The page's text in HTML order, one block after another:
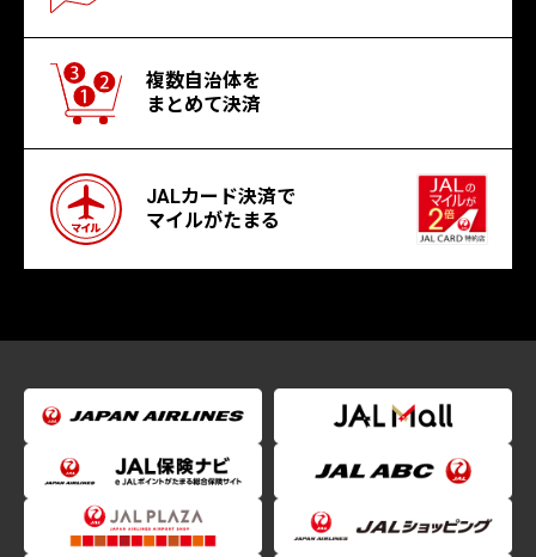
複数自治体を
まとめて決済
JALカード決済で
マイルがたまる